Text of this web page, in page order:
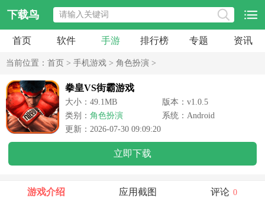
下载鸟
首页 软件 手游 排行榜 专题 资讯
当前位置： 首页 > 手机游戏 > 角色扮演 >
拳皇VS街霸游戏
大小：49.1MB
版本：v1.0.5
类别： 角色扮演
系统：Android
更新：2026-07-30 09:09:20
立即下载
游戏介绍 应用截图 评论 0